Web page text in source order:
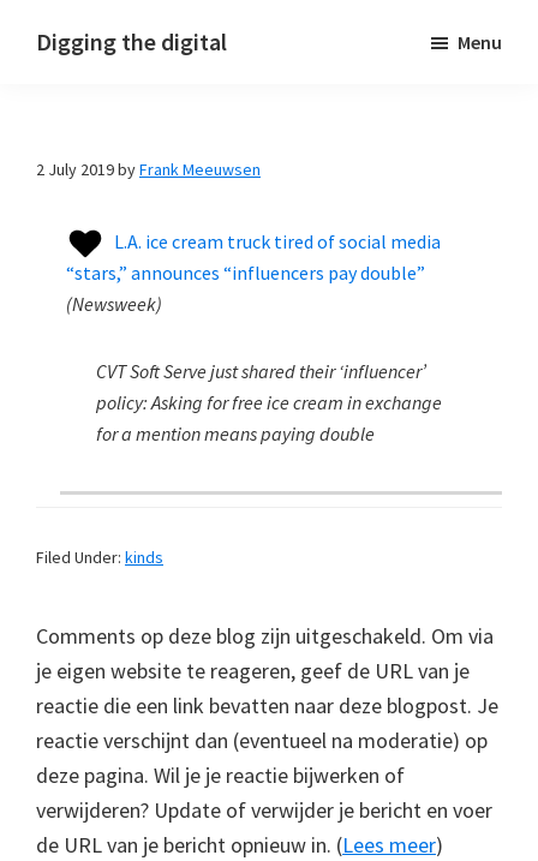
Digging the digital Menu
2 July 2019byFrank Meeuwsen
L.A. ice cream truck tired of social media
“stars,” announces “influencers pay double”
(Newsweek)
CVT Soft Serve just shared their ‘influencer’
policy: Asking for free ice cream in exchange
for a mention means paying double
Filed Under: kinds
Comments op deze blog zijn uitgeschakeld. Om via
je eigen website te reageren, geef de URL van je
reactie die een link bevatten naar deze blogpost. Je
reactie verschijnt dan (eventueel na moderatie) op
deze pagina. Wil je je reactie bijwerken of
verwijderen? Update of verwijder je bericht en voer
de URL van je bericht opnieuw in. (Lees meer)